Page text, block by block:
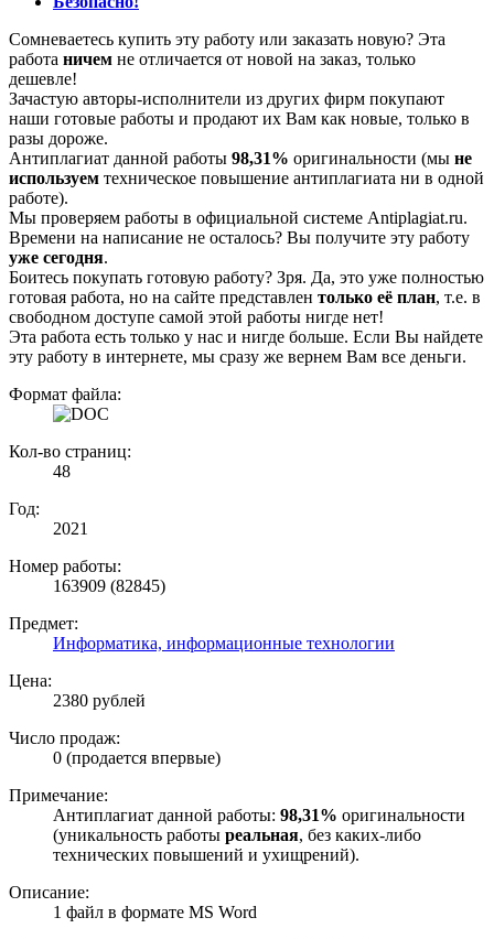
Сомневаетесь купить эту работу или заказать новую? Эта
работа ничем не отличается от новой на заказ, только
дешевле!
Зачастую авторы-исполнители из других фирм покупают
наши готовые работы и продают их Вам как новые, только в
разы дороже.
Антиплагиат данной работы 98,31% оригинальности (мы не
используем техническое повышение антиплагиата ни в одной
работе).
Мы проверяем работы в официальной системе Аntiplagiat.ru.
Времени на написание не осталось? Вы получите эту работу
уже сегодня.
Боитесь покупать готовую работу? Зря. Да, это уже полностью
готовая работа, но на сайте представлен только её план, т.е. в
свободном доступе самой этой работы нигде нет!
Эта работа есть только у нас и нигде больше. Если Вы найдете
эту работу в интернете, мы сразу же вернем Вам все деньги.
Формат файла:
Кол-во страниц:
48
Год:
2021
Номер работы:
163909 (82845)
Предмет:
Информатика, информационные технологии
Цена:
2380 рублей
Число продаж:
0 (продается впервые)
Примечание:
Антиплагиат данной работы: 98,31% оригинальности
(уникальность работы реальная, без каких-либо
технических повышений и ухищрений).
Описание:
1 файл в формате MS Word